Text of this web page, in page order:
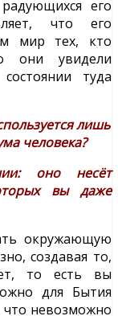
его
что его
мир тех, кто
они увидели
туда
лишь
человека?
оно несёт
вы даже
окружающую
создавая то,
то есть вы
для Бытия
что невозможно